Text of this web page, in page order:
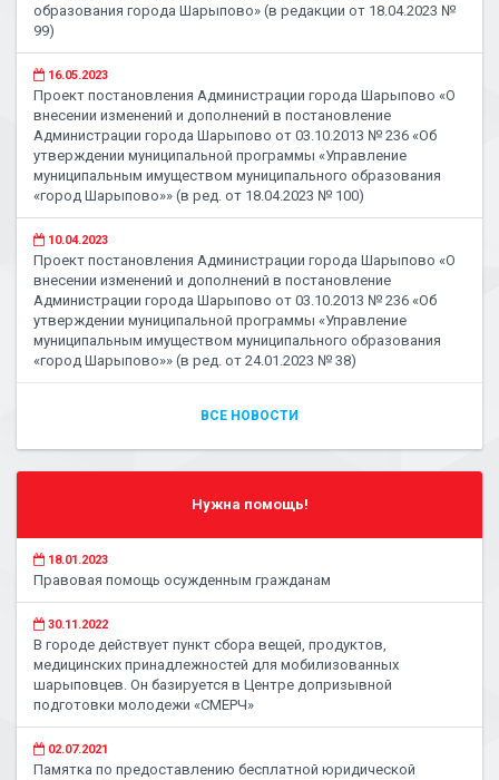
образования города Шарыпово» (в редакции от 18.04.2023 №
99)
16.05.2023
Проект постановления Администрации города Шарыпово «О
внесении изменений и дополнений в постановление
Администрации города Шарыпово от 03.10.2013 № 236 «Об
утверждении муниципальной программы «Управление
муниципальным имуществом муниципального образования
«город Шарыпово»» (в ред. от 18.04.2023 № 100)
10.04.2023
Проект постановления Администрации города Шарыпово «О
внесении изменений и дополнений в постановление
Администрации города Шарыпово от 03.10.2013 № 236 «Об
утверждении муниципальной программы «Управление
муниципальным имуществом муниципального образования
«город Шарыпово»» (в ред. от 24.01.2023 № 38)
ВСЕ НОВОСТИ
Нужна помощь!
18.01.2023
Правовая помощь осужденным гражданам
30.11.2022
В городе действует пункт сбора вещей, продуктов,
медицинских принадлежностей для мобилизованных
шарыповцев. Он базируется в Центре допризывной
подготовки молодежи «СМЕРЧ»
02.07.2021
Памятка по предоставлению бесплатной юридической